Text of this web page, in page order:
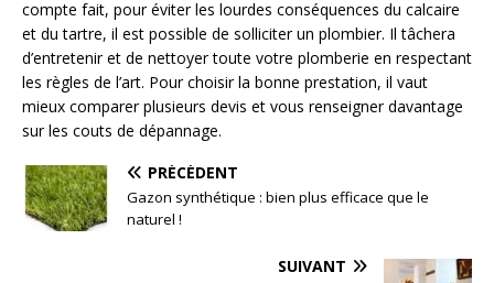
compte fait, pour éviter les lourdes conséquences du calcaire
et du tartre, il est possible de solliciter un plombier. Il tâchera
d’entretenir et de nettoyer toute votre plomberie en respectant
les règles de l’art. Pour choisir la bonne prestation, il vaut
mieux comparer plusieurs devis et vous renseigner davantage
sur les couts de dépannage.
PRÉCÉDENT
Gazon synthétique : bien plus efficace que le
naturel !
SUIVANT